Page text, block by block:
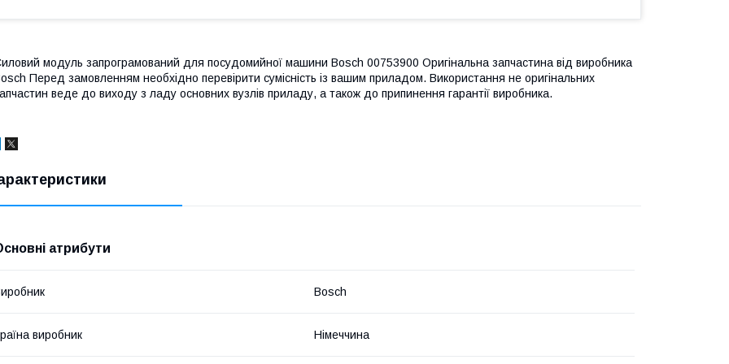
модуль запрограмований для посудомийної машини Bosch 00753900 Оригінальна запчастина від виробника
Перед замовленням необхідно перевірити сумісність із вашим приладом. Використання не оригінальних
веде до виходу з ладу основних вузлів приладу, а також до припинення гарантії виробника.
атрибути
Bosch
виробник Німеччина